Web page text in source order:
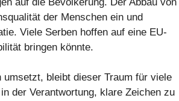
der Menschen ein und
Viele Serben hoffen auf eine EU-
bringen könnte.
bleibt dieser Traum für viele
der Verantwortung, klare Zeichen zu